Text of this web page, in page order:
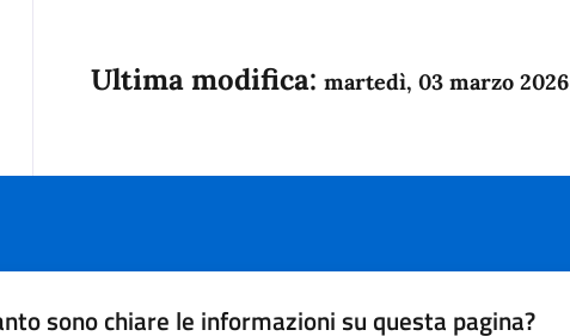
Ultima modifica: martedì, 03 marzo 2026
sono chiare le informazioni su questa pagina?